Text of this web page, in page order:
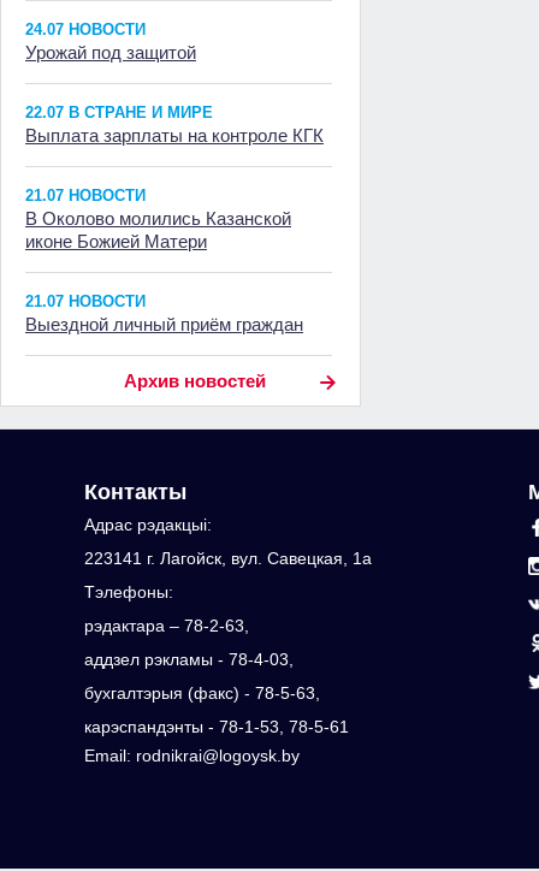
24.07 НОВОСТИ
Урожай под защитой
22.07 В СТРАНЕ И МИРЕ
Выплата зарплаты на контроле КГК
21.07 НОВОСТИ
В Околово молились Казанской
иконе Божией Матери
21.07 НОВОСТИ
Выездной личный приём граждан
Архив новостей
Контакты
Адрас рэдакцыi:
223141 г. Лагойск, вул. Савецкая, 1а
Тэлефоны:
рэдактара – 78-2-63,
аддзел рэкламы - 78-4-03,
бухгалтэрыя (факс) - 78-5-63,
карэспандэнты - 78-1-53, 78-5-61
Email: rodnikrai@logoysk.by